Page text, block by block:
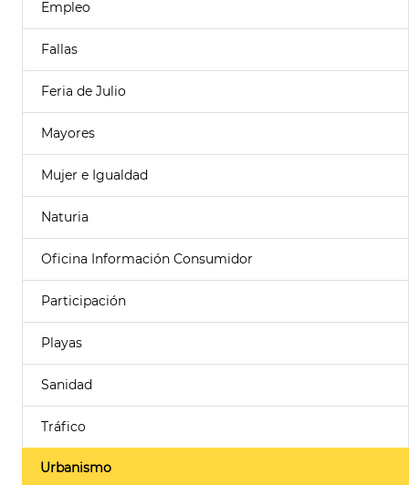
Empleo
Fallas
Feria de Julio
Mayores
Mujer e Igualdad
Naturia
Oficina Información Consumidor
Participación
Playas
Sanidad
Tráfico
Urbanismo